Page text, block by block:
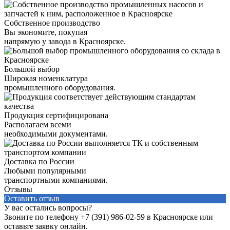
Собственное производство
Вы экономите, покупая
напрямую у завода в Красноярске.
Большой выбор
Широкая номенклатура
промышленного оборудования.
Продукция сертифицирована
Располагаем всеми
необходимыми документами.
Доставка по России
Любыми популярными
транспортными компаниями.
Отзывы
Оставить отзыв
У вас остались вопросы?
Звоните по телефону +7 (391) 986-02-59 в Красноярске или
оставьте заявку онлайн.